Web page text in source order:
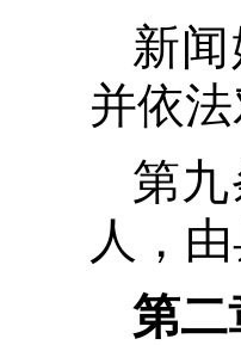
新
并依
第
人，
第